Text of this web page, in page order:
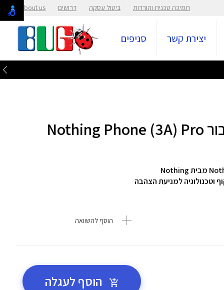
תמיכה טכנית והורדות ביטול עסקה דרושים About us
יצירת קשר סניפים
וטכנולוגיה למניעת הצהבה
הוסף להשוואה
הוסף לעגלה